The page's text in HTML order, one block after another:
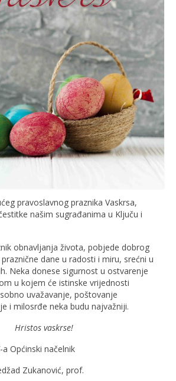
pravoslavnog praznika Vaskrsa,
našim sugrađanima u Ključu i
obnavljanja života, pobjede dobrog
dane u radosti i miru, srećni u
Neka donese sigurnost u ostvarenje
u kojem će istinske vrijednosti
uvažavanje, poštovanje
i milosrđe neka budu najvažniji.
Hristos vaskrse!
Općinski načelnik
Zukanović, prof.